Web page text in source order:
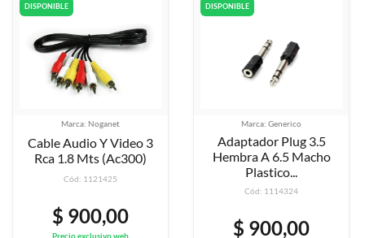
DISPONIBLE
Marca: Noganet
Cable Audio Y Video 3
Rca 1.8 Mts (Ac300)
Cód: 1121425
$ 900,00
Precio exclusivo web
DISPONIBLE
Marca: Generico
Adaptador Plug 3.5
Hembra A 6.5 Macho
Plastico...
Cód: 1114324
$ 900,00